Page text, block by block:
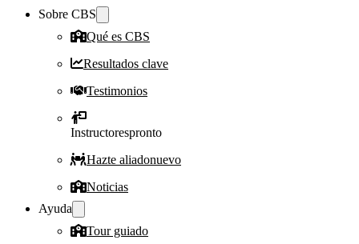
Sobre CBS
Qué es CBS
Resultados clave
Testimonios
Instructorespronto
Hazte aliadonuevo
Noticias
Ayuda
Tour guiado